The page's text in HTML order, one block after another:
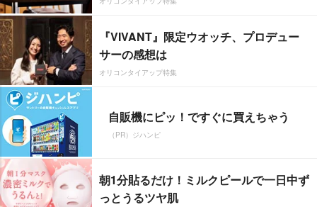
『VIVANT』限定ウオッチ、プロデュー
サーの感想は
オリコンタイアップ特集
自販機にピッ！ですぐに買えちゃう
（PR）ジハンピ
朝1分貼るだけ！ミルクピールで一日中ず
っとうるツヤ肌